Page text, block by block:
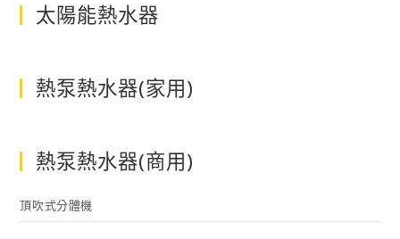
太陽能熱水器
熱泵熱水器(家用)
熱泵熱水器(商用)
頂吹式分體機